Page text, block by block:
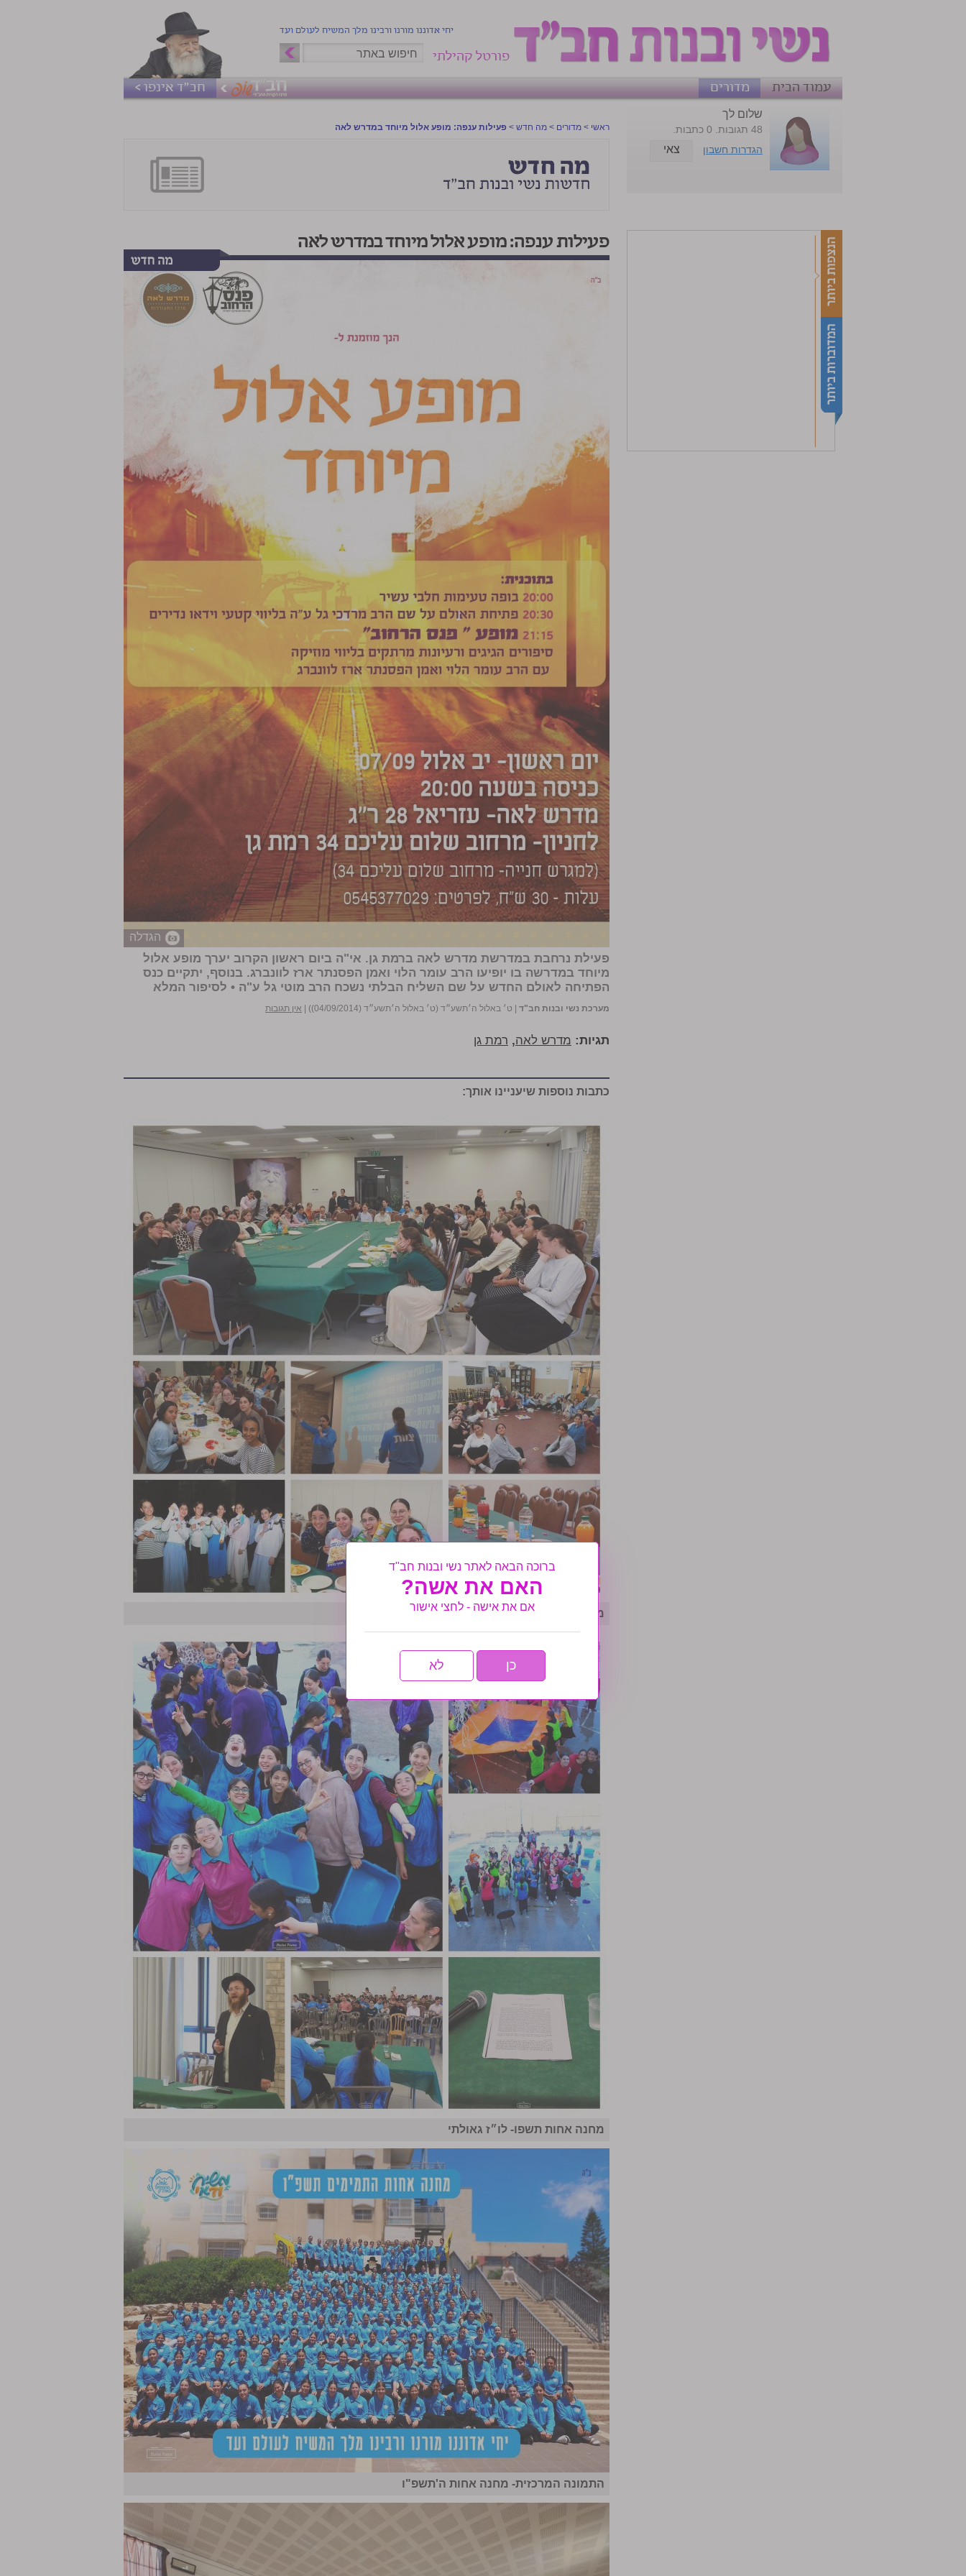
יחי אדוננו מורנו ורבינו מלך המשיח לעולם ועד
פורטל קהילתי
עמוד הבית
מדורים חב"ד אינפו >
ראשי > מדורים > מה חדש > פעילות ענפה: מופע אלול מיוחד במדרש לאה
פעילות ענפה: מופע אלול מיוחד במדרש לאה
הגדלה
פעילת נרחבת במדרשת מדרש לאה ברמת גן. אי"ה ביום ראשון הקרוב יערך מופע אלול
מיוחד במדרשה בו יופיעו הרב עומר הלוי ואמן הפסנתר ארז לוונברג. בנוסף, יתקיים כנס
הפתיחה לאולם החדש על שם השליח הבלתי נשכח הרב מוטי גל ע"ה • לסיפור המלא
מערכת נשי ובנות חב"ד ט׳ באלול ה׳תשע״ד (ט׳ באלול ה׳תשע״ד (04/09/2014)) אין תגובות
תגיות: מדרש לאה, רמת גן
כתבות נוספות שיעניינו אותך:
מחנה אחות המסורתי נפתח בסערה- גלריה שניה
מחנה אחות תשפו- לו״ז גאולתי
התמונה המרכזית- מחנה אחות ה'תשפ"ו
שלום לך
48 תגובות. 0 כתבות.
הגדרות חשבון
צאי
ברוכה הבאה לאתר נשי ובנות חב"ד
האם את אשה?
אם את אישה - לחצי אישור
כן לא